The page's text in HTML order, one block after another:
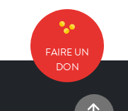
FAIRE UN
DON